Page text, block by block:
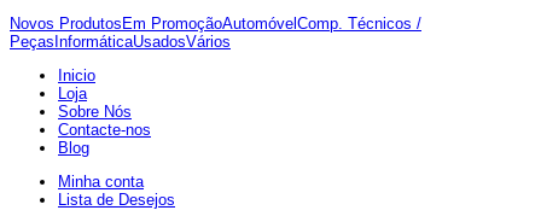
Novos Produtos Em PromoçãoAutomóvel Comp. Técnicos /
Peças InformáticaUsadosVários
Inicio
Loja
Sobre Nós
Contacte-nos
Blog
Minha conta
Lista de Desejos